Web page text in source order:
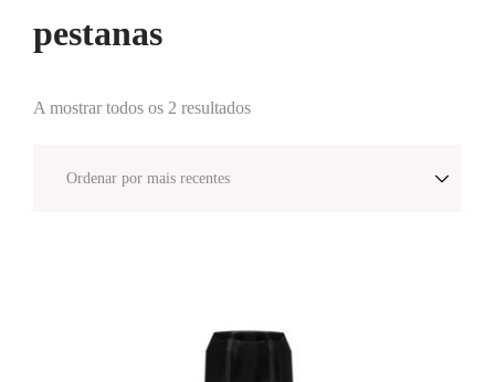
pestanas
A mostrar todos os 2 resultados